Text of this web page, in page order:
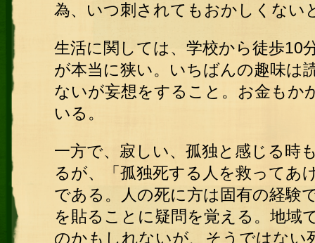
為、いつ刺されてもおかしくない
生活に関しては、学校から徒歩10
が本当に狭い。いちばんの趣味は
ないが妄想をすること。お金もか
いる。
一方で、寂しい、孤独と感じる時
るが、「孤独死する人を救ってあ
である。人の死に方は固有の経験
を貼ることに疑問を覚える。地域
のかもしれないが、そうではない